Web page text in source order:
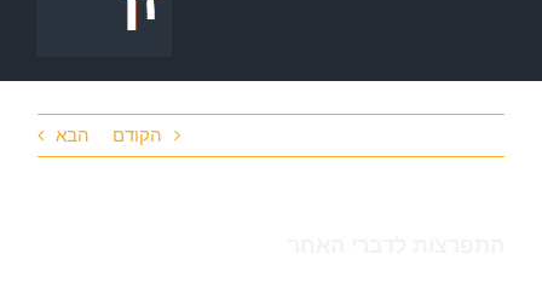
הקודם הבא